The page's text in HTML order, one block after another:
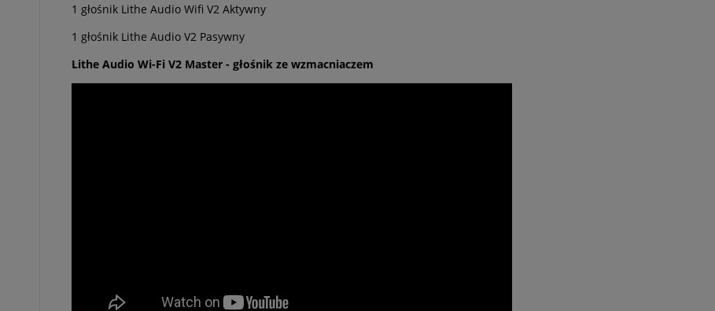
1 głośnik Lithe Audio Wifi V2 Aktywny
1 głośnik Lithe Audio V2 Pasywny
Lithe Audio Wi-Fi V2 Master - głośnik ze wzmacniaczem